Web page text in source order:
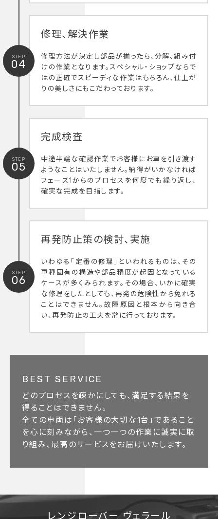
STEP
04
修理、解決作業
修理方法が決定し部品が揃ったら、分解、組み付
けの作業となります。スペシャル・ショップならで
はの正確でスピーディな作業はもちろん、仕上が
りの美しさにもこだわっております。
STEP
05
完成検査
中途半端な確認作業でお客様にお車を引き渡す
ようなことはいたしません。納得がいかなければ
フェーズ1からのプロセスを何度でも繰り返し、
確実な完成を目指します。
STEP
06
再発防止策の検討、実施
いわゆる「定番の修理」といわれるものは、その
車種固有の構造や部品精度が起因となっている
ケースが多くみられます。その場合、いかに確実
な修理をしたとしても、再発の危険性から免れる
ことはできません。故障原因と根本から向き合
い、再発防止の工夫を常に行っております。
BEST SERVICE
どのプロセスを疎かにしても、満足する結果を
得ることはできません。
全ての車両は「お客様の大切な1台」であること
を心に刻みながら、一つ一つの作業に誠実に取
り組み、最高のサービスをお届けいたします。
レンジローバー ヴェラール